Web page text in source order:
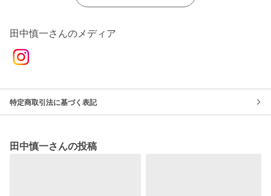
田中慎一さんのメディア
特定商取引法に基づく表記
田中慎一さんの投稿